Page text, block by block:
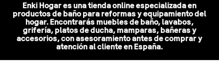
Enki Hogar es una tienda online especializada en
productos de baño para reformas y equipamiento del
hogar. Encontrarás muebles de baño, lavabos,
grifería, platos de ducha, mamparas, bañeras y
accesorios, con asesoramiento antes de comprar y
atención al cliente en España.